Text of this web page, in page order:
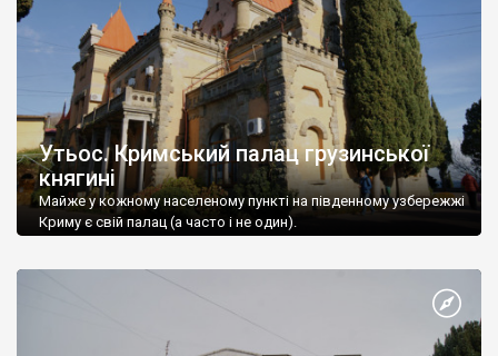
Утьос. Кримський палац грузинської
княгині
Майже у кожному населеному пункті на південному узбережжі
Криму є свій палац (а часто і не один).